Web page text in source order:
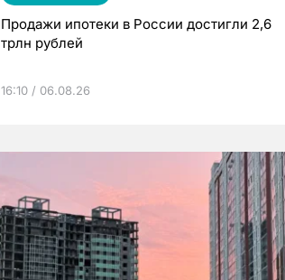
Продажи ипотеки в России достигли 2,6
трлн рублей
16:10 / 06.08.26